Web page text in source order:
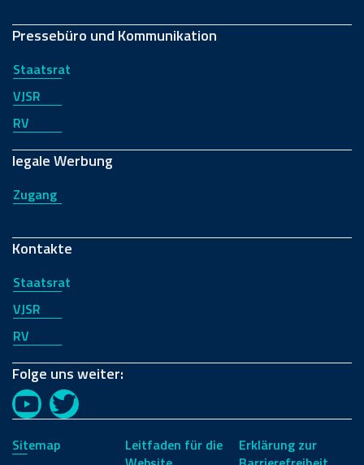
Pressebüro und Kommunikation
Staatsrat
VJSR
RV
legale Werbung
Zugang
Kontakte
Staatsrat
VJSR
RV
Folge uns weiter:
YouTubeTwitter
Sitemap
Leitfaden für die
Erklärung zur